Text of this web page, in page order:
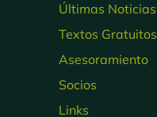
Últimas Noticias
Textos Gratuitos
Asesoramiento
Socios
Links